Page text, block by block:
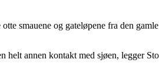
smauene og gateløpene fra den
helt annen kontakt med sjøen, legger